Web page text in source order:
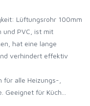
Lüftungsrohr 100mm
und PVC, ist mit
hat eine lange
verhindert effektiv
alle Heizungs-,
für Küch...